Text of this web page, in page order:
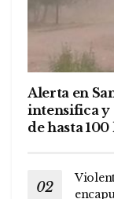
Alerta en
intensifica y
de hasta